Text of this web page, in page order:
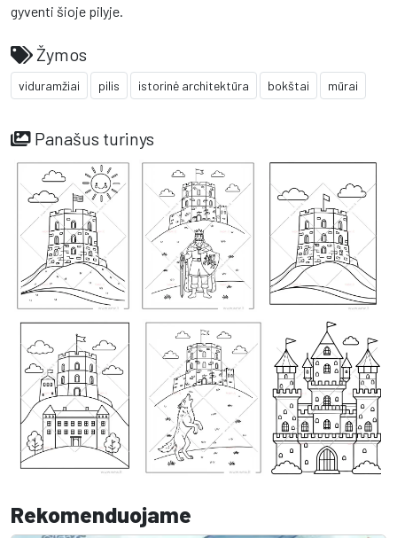
gyventi šioje pilyje.
Žymos
viduramžiai pilis istorinė architektūra bokštai mūrai
Panašus turinys
Rekomenduojame